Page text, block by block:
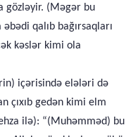
gözləyir. (Məgər bu
qalıb bağırsaqları
kəslər kimi ola
içərisində elələri də
çıxıb gedən kimi elm
ilə): “(Muhəmməd) bu